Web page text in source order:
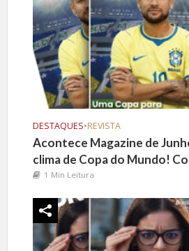
DESTAQUES•REVISTA
Acontece Magazine de
clima de Copa do Mundo!
1 Min Leitura